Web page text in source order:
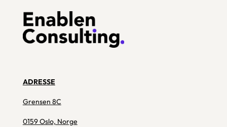
ADRESSE
Grensen 8C
0159 Oslo, Norge